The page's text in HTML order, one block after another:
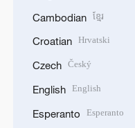
Cambodian ខ្មែរ
Croatian Hrvatski
Czech Český
English English
Esperanto Esperanto